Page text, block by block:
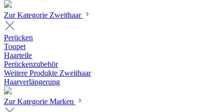
Zur Kategorie Zweithaar
Perücken
Toupet
Haarteile
Perückenzubehör
Weitere Produkte Zweithaar
Haarverlängerung
Zur Kategorie Marken